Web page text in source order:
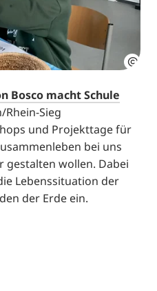
Bosco macht Schule
Sieg
und Projekttage für
bei uns
wollen. Dabei
Lebenssituation der
der Erde ein.